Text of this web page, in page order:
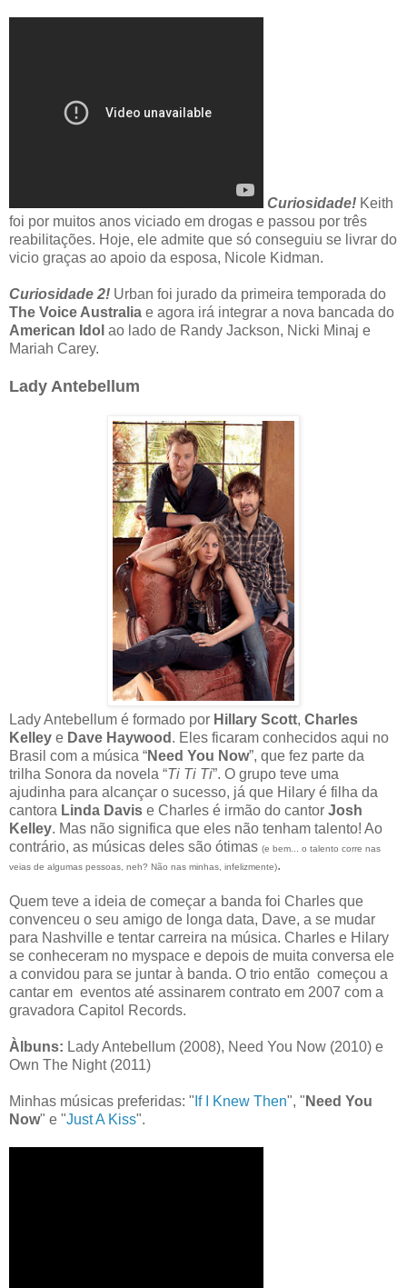
Curiosidade! Keith
foi por muitos anos viciado em drogas e passou por três
reabilitações. Hoje, ele admite que só conseguiu se livrar do
vicio graças ao apoio da esposa, Nicole Kidman.
Curiosidade 2! Urban foi jurado da primeira temporada do
The Voice Australia e agora irá integrar a nova bancada do
American Idol ao lado de Randy Jackson, Nicki Minaj e
Mariah Carey.
Lady Antebellum
Lady Antebellum é formado por Hillary Scott, Charles
Kelley e Dave Haywood . Eles ficaram conhecidos aqui no
Brasil com a música “Need You Now”, que fez parte da
trilha Sonora da novela “Ti Ti Ti”. O grupo teve uma
ajudinha para alcançar o sucesso, já que Hilary é filha da
cantora Linda Davis e Charles é irmão do cantor Josh
Kelley. Mas não significa que eles não tenham talento! Ao
contrário, as músicas deles são ótimas (e bem... o talento corre nas
veias de algumas pessoas, neh? Não nas minhas, infelizmente).
Quem teve a ideia de começar a banda foi Charles que
convenceu o seu amigo de longa data, Dave, a se mudar
para Nashville e tentar carreira na música. Charles e Hilary
se conheceram no myspace e depois de muita conversa ele
a convidou para se juntar à banda. O trio então começou a
cantar em eventos até assinarem contrato em 2007 com a
gravadora Capitol Records.
Àlbuns: Lady Antebellum (2008), Need You Now (2010) e
Own The Night (2011)
Minhas músicas preferidas: " If I Knew Then", " Need You
Now" e "Just A Kiss".